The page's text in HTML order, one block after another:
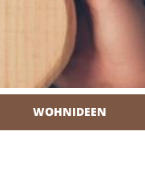
WOHNIDEEN